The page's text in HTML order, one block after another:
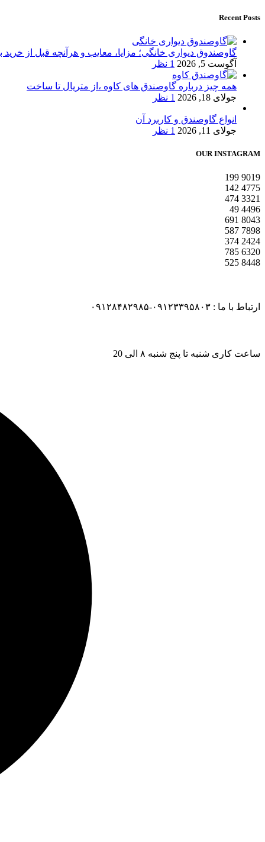
Recent Posts
گاوصندوق دیواری خانگی؛ مزایا، معایب و هرآنچه قبل از خرید
آگوست 5, 2026
1 نظر
همه چیز درباره گاوصندق های کاوه ،از متریال تا ساخت
جولای 18, 2026
1 نظر
انواع گاوصندق و کاربرد آن
جولای 11, 2026
1 نظر
OUR INSTAGRAM
9019
199
4775
142
3321
474
4496
49
8043
691
7898
587
2424
374
6320
785
8448
525
ارتباط با ما : ۰۹۱۲۳۳۹۵۸۰۳-۰۹۱۲۸۴۸۲۹۸۵
ساعت کاری شنبه تا پنج شنبه ۸ الی 20